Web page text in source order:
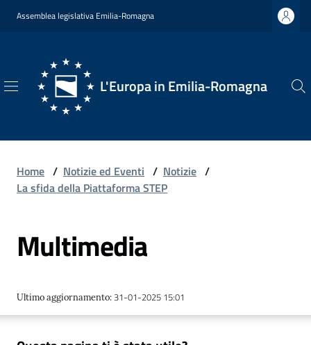
Vai al contenuto
Vai alla navigazione
Vai al footer
Assemblea legislativa Emilia-Romagna
L'Europa in Emilia-Romagna
L'Europa
Romagna
Chi
Siamo
Home / Notizie ed Eventi / Notizie /
La sfida della Piattaforma STEP
Multimedia
Ultimo aggiornamento: 31-01-2025 15:01